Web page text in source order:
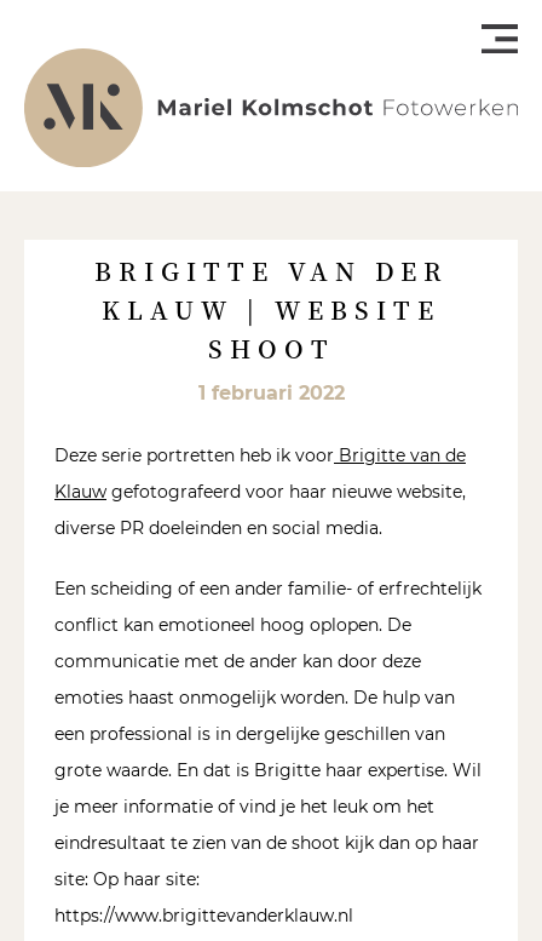
BRIGITTE VAN DER
KLAUW | WEBSITE
SHOOT
1 februari 2022
Deze serie portretten heb ik voor Brigitte van de
Klauw gefotografeerd voor haar nieuwe website,
diverse PR doeleinden en social media.
Een scheiding of een ander familie- of erfrechtelijk
conflict kan emotioneel hoog oplopen. De
communicatie met de ander kan door deze
emoties haast onmogelijk worden. De hulp van
een professional is in dergelijke geschillen van
grote waarde. En dat is Brigitte haar expertise. Wil
je meer informatie of vind je het leuk om het
eindresultaat te zien van de shoot kijk dan op haar
site: Op haar site:
https://www.brigittevanderklauw.nl